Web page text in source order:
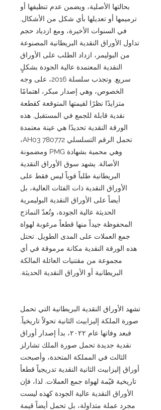
بحالتها الأصلية، ويضمن عدم تنظيفها أو
ترميمها أو تعديلها بأي شكل من الأشكال.
في السنوات الأخيرة، ومع ازدياد حجم
تداول الأوراق النقدية البريطانية المصنوعة
من البوليمر، ازداد الطلب على الأوراق
النقدية المعتمدة عالية الجودة بشكلٍ
سريع. وتجذب سلسلة 2016، على وجه
الخصوص، وهي إصدار مبكر، اهتمامًا
متزايدًا نظرًا لقيمتها المتوقعة كقطعة
نقدية قابلة للجمع في المستقبل. هذه
الورقة النقدية تحديدًا هي عينة معتمدة
تحمل الرقم التسلسلي AH03 780772،
وهي محمية بشهادة PMG ومضمونة
الأصالة. يشهد سوق الأوراق النقدية
البريطانية طلباً قوياً ليس فقط على
الأوراق النقدية ذات الفئات العالية، بل
أيضاً على الأوراق النقدية البوليمرية
الحديثة عالية الجودة، وتُعدّ النماذج
المحفوظة جيداً منها قطعاً مرغوبة لهواة
جمع العملات على المدى الطويل. تحتل
هذه الورقة النقدية مكانة مرموقة في أي
مجموعة من مقتنيات العائلة المالكة
البريطانية أو الأوراق النقدية الحديثة.
تشهد الأوراق النقدية البريطانية التي تحمل
صورة الملكة إليزابيث الثانية تحولاً تاريخياً.
فبعد وفاتها عام ٢٠٢٢، بدأ إصدار أوراق
نقدية جديدة تحمل صورة الملك تشارلز
الثالث في المملكة المتحدة، وأصبحت
أوراق إليزابيث الثانية النقدية تدريجياً قطعاً
تاريخية قيّمة لهواة جمع العملات. لذا، فإن
الأوراق النقدية عالية الجودة كهذه ليست
مجرد عملة متداولة، بل تحمل أيضاً قيمة